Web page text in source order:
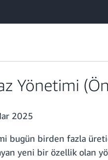
Yönetimi
2025
bugün birden fazla
yeni bir özellik olan